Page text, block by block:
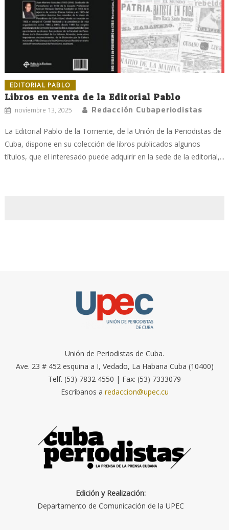
EDITORIAL PABLO
Libros en venta de la Editorial Pablo
noviembre 13, 2025 Redacción Cubaperiodistas
La Editorial Pablo de la Torriente, de la Unión de la Periodistas de
Cuba, dispone en su colección de libros publicados algunos
títulos, que el interesado puede adquirir en la sede de la editorial,...
Unión de Periodistas de Cuba.
Ave. 23 # 452 esquina a I, Vedado, La Habana Cuba (10400)
Telf. (53) 7832 4550 | Fax: (53) 7333079
Escríbanos a redaccion@upec.cu
Edición y Realización:
Departamento de Comunicación de la UPEC